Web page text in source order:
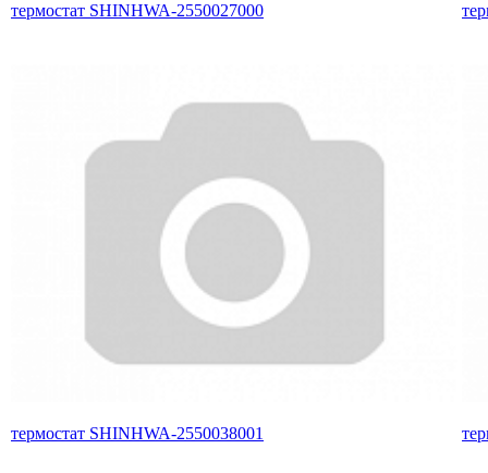
термостат SHINHWA-2550027000
термостат SHINHWA-2550038001